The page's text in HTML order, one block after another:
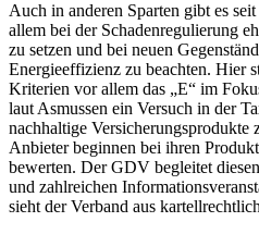
Auch in anderen Sparten gibt es
allem bei der Schadenregulierung
zu setzen und bei neuen
Energieeffizienz zu beachten. Hier
Kriterien vor allem das „E“ im
laut Asmussen ein Versuch in der
nachhaltige
Anbieter beginnen bei ihren
bewerten. Der GDV begleitet
und zahlreichen
sieht der Verband aus